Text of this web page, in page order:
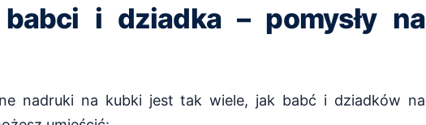
i dziadka – pomysły na
nadruki na kubki jest tak wiele, jak babć i dziadków na